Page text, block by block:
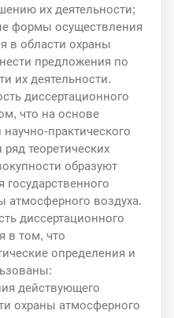
их деятельности;
формы осуществления
в области охраны
предложения по
их деятельности.
диссертационного
что на основе
практического
теоретических
образуют
атмосферного воздуха.
диссертационного
в том, что
определения и
действующего
охраны атмосферного